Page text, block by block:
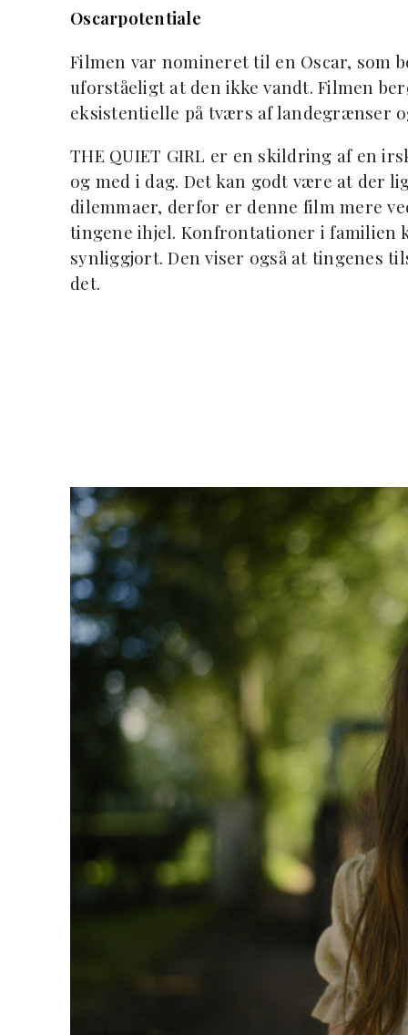
Oscarpotentiale
Filmen var nomineret til en Oscar, som
uforståeligt at den ikke vandt. Filmen
eksistentielle på tværs af landegrænser
THE QUIET GIRL er en skildring af en
og med i dag. Det kan godt være at der
dilemmaer, derfor er denne film mere
tingene ihjel. Konfrontationer i familien
synliggjort. Den viser også at tingenes
det.